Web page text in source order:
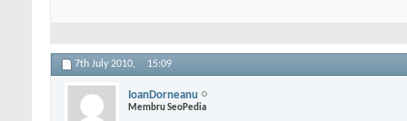
7th July 2010, 15:09
IoanDorneanu
Membru SeoPedia